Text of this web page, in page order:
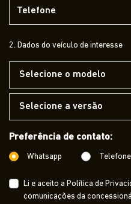
2. Dados do veículo de interesse
Preferência de contato:
Whatsapp Telefone
Li e aceito a Política de
comunicações da